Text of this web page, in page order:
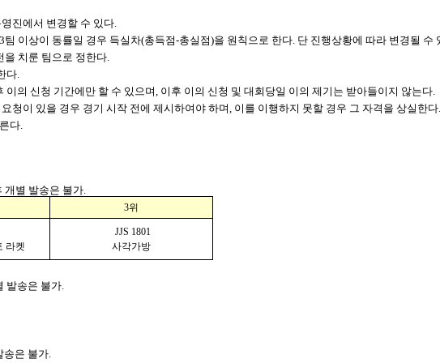
진에서 변경할 수 있다.
이상이 동률일 경우 득실차(총득점-총실점)을 원칙으로 한다. 단 진행상황에 따라 변경될 수
을 치룬 팀으로 정한다.
다.
의 신청 기간에만 할 수 있으며, 이후 이의 신청 및 대회당일 이의 제기는 받아들이지 않는다.
청이 있을 경우 경기 시작 전에 제시하여야 하며, 이를 이행하지 못할 경우 그 자격을 상실한다.
다.
개별 발송은 불가.
3위
라켓
JJS 1801
사각가방
발송은 불가.
송은 불가.